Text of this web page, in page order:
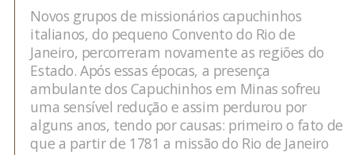
Novos grupos de missionários capuchinhos
italianos, do pequeno Convento do Rio de
Janeiro, percorreram novamente as regiões do
Estado. Após essas épocas, a presença
ambulante dos Capuchinhos em Minas sofreu
uma sensível redução e assim perdurou por
alguns anos, tendo por causas: primeiro o fato de
que a partir de 1781 a missão do Rio de Janeiro